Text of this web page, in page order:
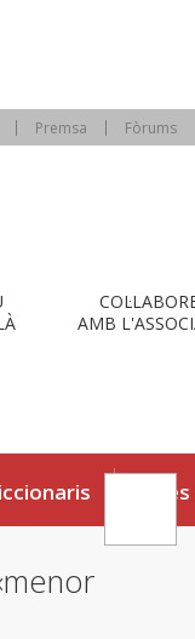
Premsa Fòrums
AMB
Eines